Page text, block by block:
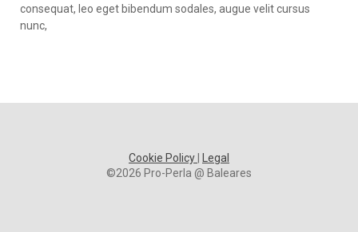
consequat, leo eget bibendum sodales, augue velit cursus
nunc,
Cookie Policy
Legal
©2026 Pro-Perla @ Baleares